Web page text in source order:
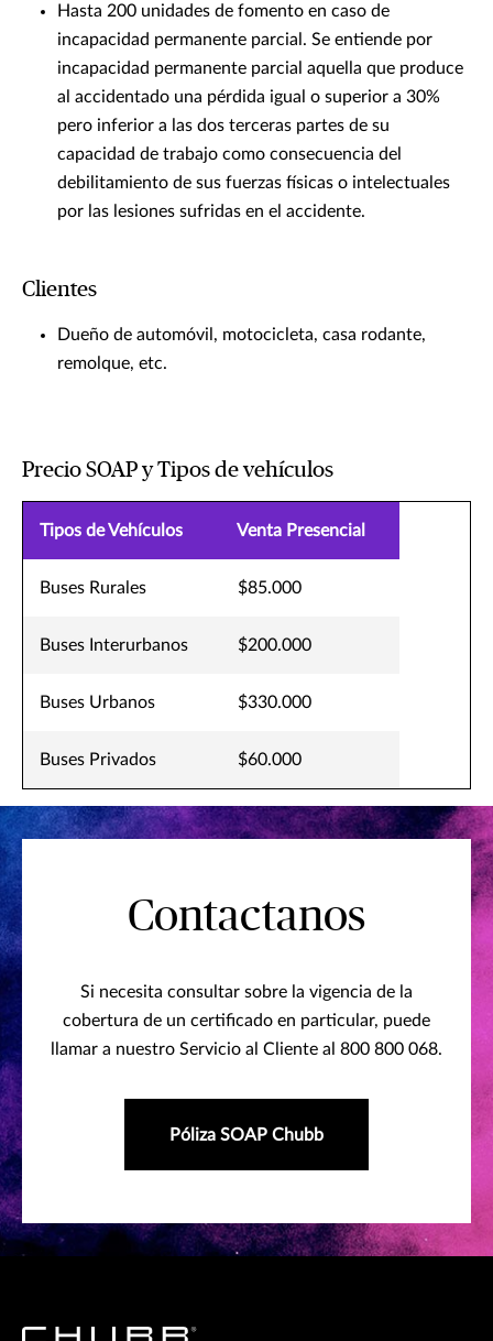
Hasta 200 unidades de fomento en caso de
incapacidad permanente parcial. Se entiende por
incapacidad permanente parcial aquella que produce
al accidentado una pérdida igual o superior a 30%
pero inferior a las dos terceras partes de su
capacidad de trabajo como consecuencia del
debilitamiento de sus fuerzas físicas o intelectuales
por las lesiones sufridas en el accidente.
Clientes
Dueño de automóvil, motocicleta, casa rodante,
remolque, etc.
Precio SOAP y Tipos de vehículos
Tipos de Vehículos Venta Presencial
Buses Rurales $85.000
Buses Interurbanos $200.000
Buses Urbanos $330.000
Buses Privados $60.000
Contactanos
Si necesita consultar sobre la vigencia de la
cobertura de un certificado en particular, puede
llamar a nuestro Servicio al Cliente al 800 800 068.
Póliza SOAP Chubb